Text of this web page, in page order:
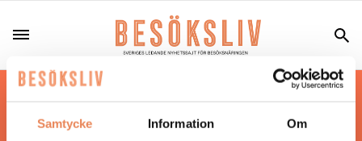
Samtycke Information Om
Hos oss läser du landets mest uppdaterade
nyheter och snackisar inom besöksnäringen.